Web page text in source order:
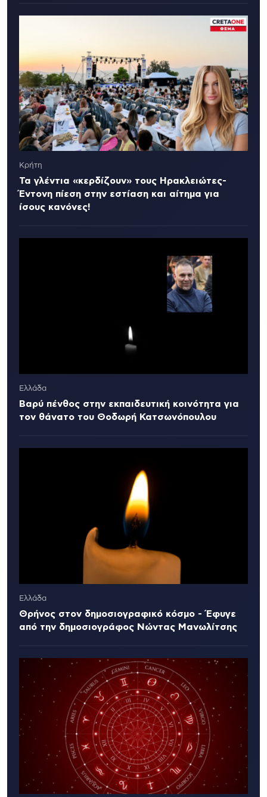
Κρήτη
Τα γλέντια «κερδίζουν» τους Ηρακλειώτες-
Έντονη πίεση στην εστίαση και αίτημα για
ίσους κανόνες!
Ελλάδα
Βαρύ πένθος στην εκπαιδευτική κοινότητα για
τον θάνατο του Θοδωρή Κατσωνόπουλου
Ελλάδα
Θρήνος στον δημοσιογραφικό κόσμο - Έφυγε
από την δημοσιογράφος Νώντας Μανωλίτσης